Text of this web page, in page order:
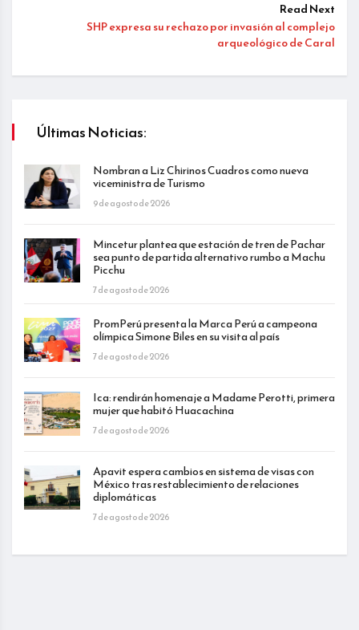
Read Next
SHP expresa su rechazo por invasión al complejo
arqueológico de Caral
Últimas Noticias:
Nombran a Liz Chirinos Cuadros como nueva
viceministra de Turismo
9 de agosto de 2026
Mincetur plantea que estación de tren de Pachar
sea punto de partida alternativo rumbo a Machu
Picchu
7 de agosto de 2026
PromPerú presenta la Marca Perú a campeona
olímpica Simone Biles en su visita al país
7 de agosto de 2026
Ica: rendirán homenaje a Madame Perotti, primera
mujer que habitó Huacachina
7 de agosto de 2026
Apavit espera cambios en sistema de visas con
México tras restablecimiento de relaciones
diplomáticas
7 de agosto de 2026